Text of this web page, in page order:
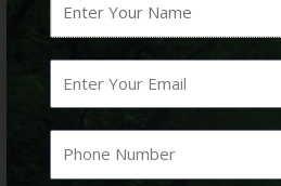
con il logo di Omegle su una lapide.
slogan “Talk to strangers”, ovvero
Questa era la sua caratteristica
grande debolezza.
Una Vpn Rallenta La Tua
Internet?